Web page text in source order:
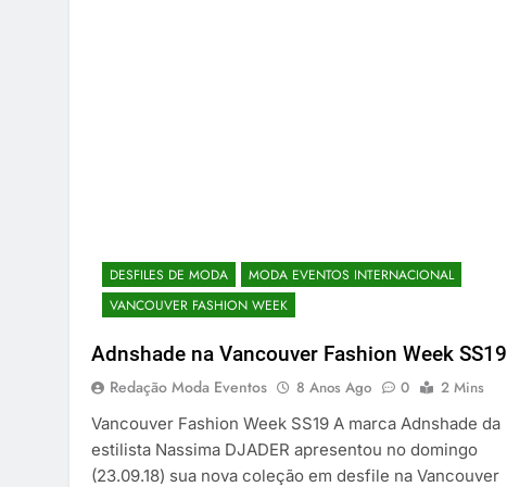
DESFILES DE MODA
MODA EVENTOS INTERNACIONAL
VANCOUVER FASHION WEEK
Adnshade na Vancouver Fashion Week SS19
Redação Moda Eventos 8 Anos Ago 0
2 Mins
Vancouver Fashion Week SS19 A marca Adnshade da
estilista Nassima DJADER apresentou no domingo
(23.09.18) sua nova coleção em desfile na Vancouver